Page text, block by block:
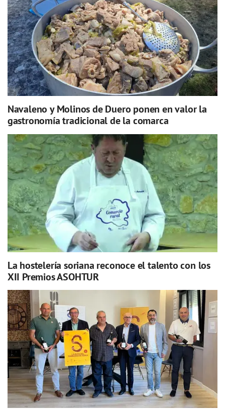
Navaleno y Molinos de Duero ponen en valor la
gastronomía tradicional de la comarca
La hostelería soriana reconoce el talento con los
XII Premios ASOHTUR